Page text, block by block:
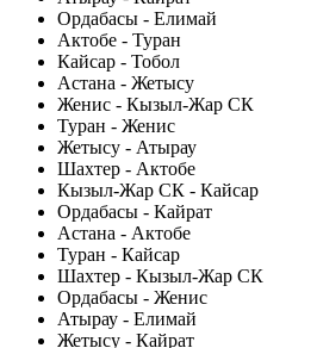
Ордабасы - Елимай
Актобе - Туран
Кайсар - Тобол
Астана - Жетысу
Женис - Кызыл-Жар СК
Туран - Женис
Жетысу - Атырау
Шахтер - Актобе
Кызыл-Жар СК - Кайсар
Ордабасы - Кайрат
Астана - Актобе
Туран - Кайсар
Шахтер - Кызыл-Жар СК
Ордабасы - Женис
Атырау - Елимай
Жетысу - Кайрат